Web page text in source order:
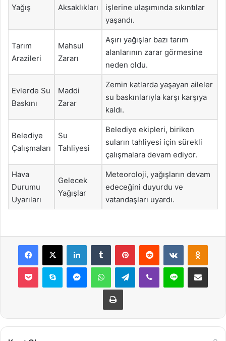
Yağış
Aksaklıkları
işlerine ulaşımında sıkıntılar
yaşandı.
Tarım
Arazileri
Mahsul
Zararı
Aşırı yağışlar bazı tarım
alanlarının zarar görmesine
neden oldu.
Evlerde Su
Baskını
Maddi
Zarar
Zemin katlarda yaşayan aileler
su baskınlarıyla karşı karşıya
kaldı.
Belediye
Çalışmaları
Su
Tahliyesi
Belediye ekipleri, biriken
suların tahliyesi için sürekli
çalışmalara devam ediyor.
Hava
Durumu
Uyarıları
Gelecek
Yağışlar
Meteoroloji, yağışların devam
edeceğini duyurdu ve
vatandaşları uyardı.
Facebook
X LinkedInTumblr PinterestReddit VKontakte
Pocket Skype MessengerWhatsAppTelegramViber Line E-Posta ile
Yazdır